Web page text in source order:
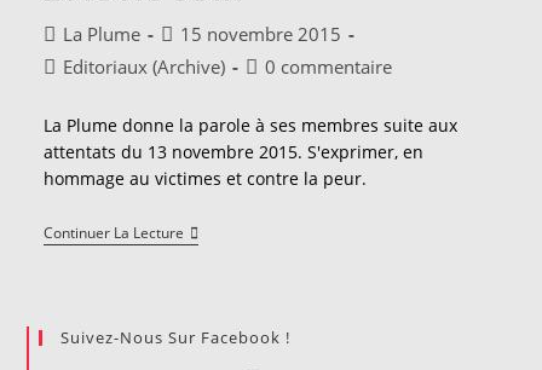
Auteur/autrice
de
La Plume
Publication
publiée :
15 novembre 2015
PostEditoriaux (Archive)
Commentaires
la
publication :
0 commentaire
La Plume donne la parole à ses membres suite aux
attentats du 13 novembre 2015. S'exprimer, en
hommage au victimes et contre la peur.
Continuer La LectureCe
Vendredi
Au
Soir
Suivez-Nous Sur Facebook !